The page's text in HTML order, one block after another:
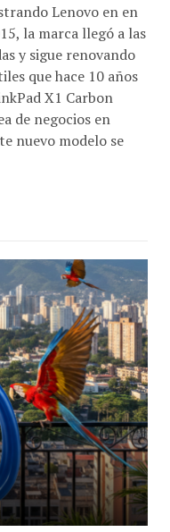
Lenovo en en
la marca llegó a las
y sigue renovando
que hace 10 años
X1 Carbon
de negocios en
nuevo modelo se